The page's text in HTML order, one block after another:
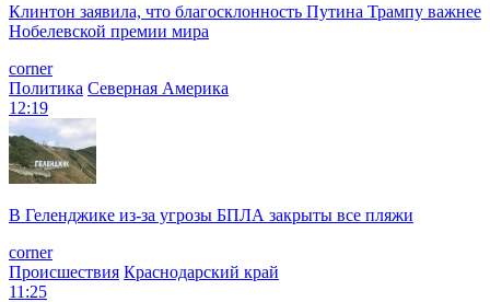
Клинтон заявила, что благосклонность Путина Трампу важнее
Нобелевской премии мира
corner
Политика Северная Америка
12:19
В Геленджике из-за угрозы БПЛА закрыты все пляжи
corner
Происшествия Краснодарский край
11:25